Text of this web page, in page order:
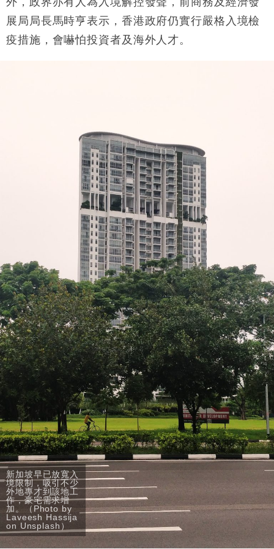
展局局長馬時亨表示，香港政府仍實行嚴格入境檢
疫措施，會嚇怕投資者及海外人才。
新加坡早已放寬入
境限制，吸引不少
外地專才到該地工
作，豪宅需求增
加。（Photo by
Laveesh Hassija
on Unsplash）